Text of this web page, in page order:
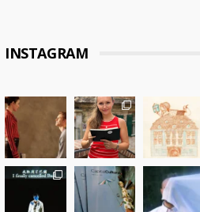
INSTAGRAM